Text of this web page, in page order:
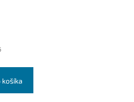
košíka